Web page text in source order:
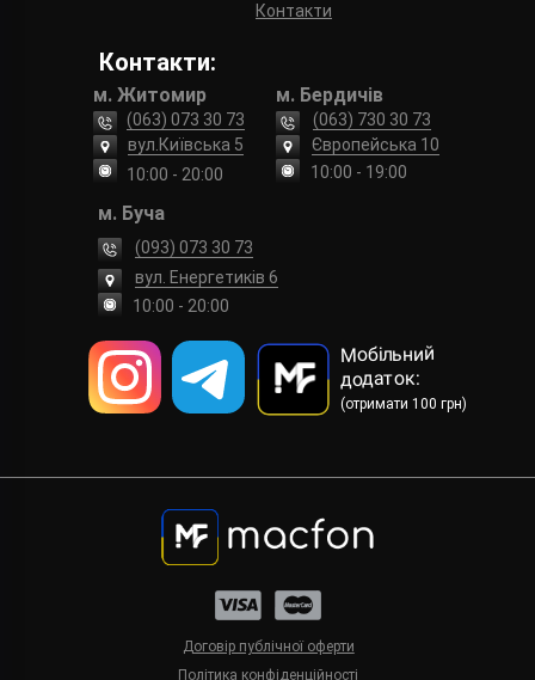
Контакти
Контакти:
м. Житомир
вул.Київська 5
10:00 - 20:00
(063) 073 30 73
м. Бердичів
Європейська 10
10:00 - 19:00
(063) 730 30 73
Мобільний
додаток:
(отримати 100 грн)
Політика конфіденційності
Договір публічної оферти
м. Буча
вул. Енергетиків 6
(093) 073 30 73
10:00 - 20:00